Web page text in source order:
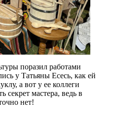
поразил работами
у Татьяны Есесь, как ей
а вот у ее коллеги
секрет мастера, ведь в
нет!